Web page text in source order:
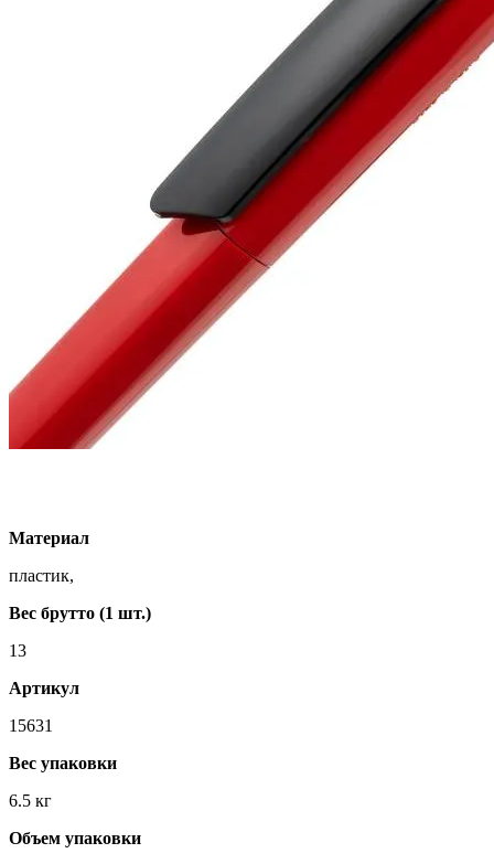
Материал
пластик,
Вес брутто (1 шт.)
13
Артикул
15631
Вес упаковки
6.5 кг
Объем упаковки